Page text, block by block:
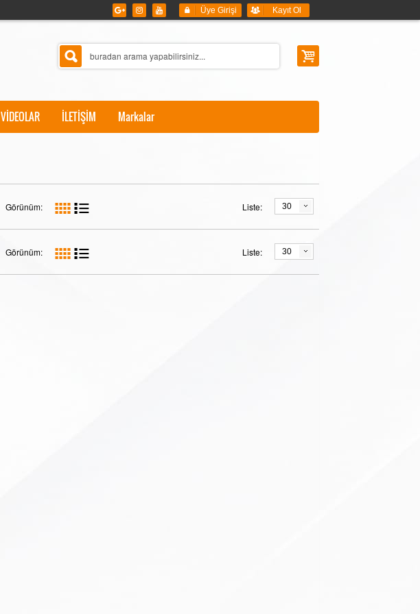
Üye Girişi Kayıt Ol
VİDEOLAR İLETİŞİM Markalar
Görünüm: Liste: 30
Görünüm: Liste: 30